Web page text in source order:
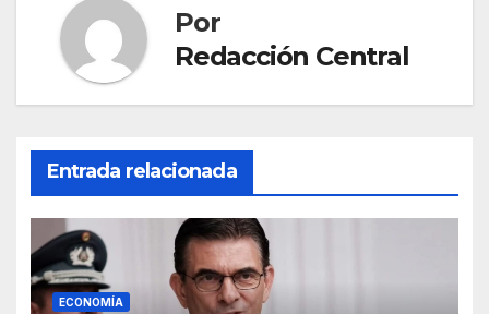
Por
Redacción Central
Entrada relacionada
ECONOMÍA